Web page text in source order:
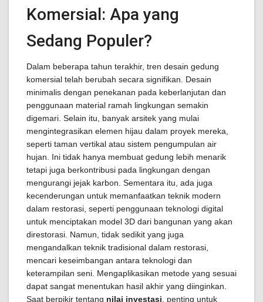
Komersial: Apa yang
Sedang Populer?
Dalam beberapa tahun terakhir, tren desain gedung
komersial telah berubah secara signifikan. Desain
minimalis dengan penekanan pada keberlanjutan dan
penggunaan material ramah lingkungan semakin
digemari. Selain itu, banyak arsitek yang mulai
mengintegrasikan elemen hijau dalam proyek mereka,
seperti taman vertikal atau sistem pengumpulan air
hujan. Ini tidak hanya membuat gedung lebih menarik
tetapi juga berkontribusi pada lingkungan dengan
mengurangi jejak karbon. Sementara itu, ada juga
kecenderungan untuk memanfaatkan teknik modern
dalam restorasi, seperti penggunaan teknologi digital
untuk menciptakan model 3D dari bangunan yang akan
direstorasi. Namun, tidak sedikit yang juga
mengandalkan teknik tradisional dalam restorasi,
mencari keseimbangan antara teknologi dan
keterampilan seni. Mengaplikasikan metode yang sesuai
dapat sangat menentukan hasil akhir yang diinginkan.
Saat berpikir tentang nilai investasi , penting untuk